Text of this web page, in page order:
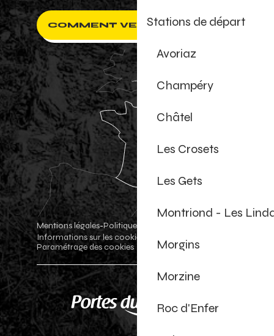
Stations de départ
Avoriaz
Champéry
Châtel
Les Crosets
Les Gets
Montriond - Les
Morgins
Morzine
Roc d'Enfer
COMMENT VENIR ?
Mentions légales-Politique de confidentialité
Informations sur les cookies
Paramétrage des cookies